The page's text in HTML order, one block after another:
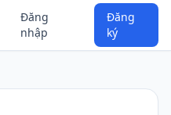
Đăng
nhập
Đăng
ký